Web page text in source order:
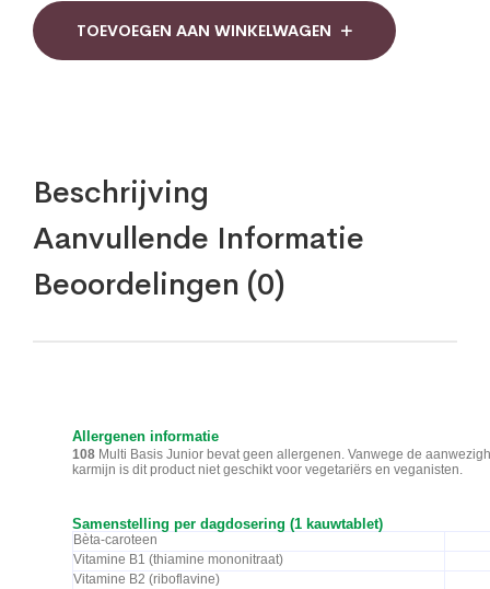
Junior
quantity
TOEVOEGEN AAN WINKELWAGEN
Beschrijving
Aanvullende Informatie
Beoordelingen (0)
Allergenen informatie
108 Multi Basis Junior bevat geen allergenen. Vanwege de
karmijn is dit product niet geschikt voor vegetariërs en veganisten.
Samenstelling per dagdosering (1 kauwtablet)
Bèta-caroteen
Vitamine B1 (thiamine mononitraat)
Vitamine B2 (riboflavine)